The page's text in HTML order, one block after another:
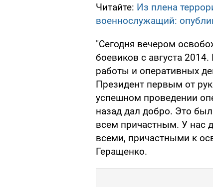
Читайте: Из плена
военнослужащий:
"Сегодня вечером
боевиков с августа
работы и оперативных
Президент первым от
успешном проведении
назад дал добро. Это
всем причастным. У нас
всеми, причастными к
Геращенко.